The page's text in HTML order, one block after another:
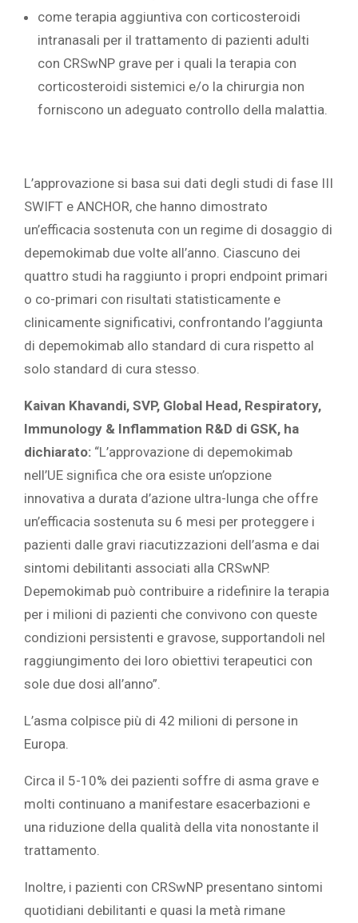
come terapia aggiuntiva con corticosteroidi
intranasali per il trattamento di pazienti adulti
con CRSwNP grave per i quali la terapia con
corticosteroidi sistemici e/o la chirurgia non
forniscono un adeguato controllo della malattia.
L’approvazione si basa sui dati degli studi di fase III
SWIFT e ANCHOR, che hanno dimostrato
un’efficacia sostenuta con un regime di dosaggio di
depemokimab due volte all’anno. Ciascuno dei
quattro studi ha raggiunto i propri endpoint primari
o co-primari con risultati statisticamente e
clinicamente significativi, confrontando l’aggiunta
di depemokimab allo standard di cura rispetto al
solo standard di cura stesso.
Kaivan Khavandi, SVP, Global Head, Respiratory,
Immunology & Inflammation R&D di GSK, ha
dichiarato: “L’approvazione di depemokimab
nell’UE significa che ora esiste un’opzione
innovativa a durata d’azione ultra-lunga che offre
un’efficacia sostenuta su 6 mesi per proteggere i
pazienti dalle gravi riacutizzazioni dell’asma e dai
sintomi debilitanti associati alla CRSwNP.
Depemokimab può contribuire a ridefinire la terapia
per i milioni di pazienti che convivono con queste
condizioni persistenti e gravose, supportandoli nel
raggiungimento dei loro obiettivi terapeutici con
sole due dosi all’anno”.
L’asma colpisce più di 42 milioni di persone in
Europa.
Circa il 5-10% dei pazienti soffre di asma grave e
molti continuano a manifestare esacerbazioni e
una riduzione della qualità della vita nonostante il
trattamento.
Inoltre, i pazienti con CRSwNP presentano sintomi
quotidiani debilitanti e quasi la metà rimane